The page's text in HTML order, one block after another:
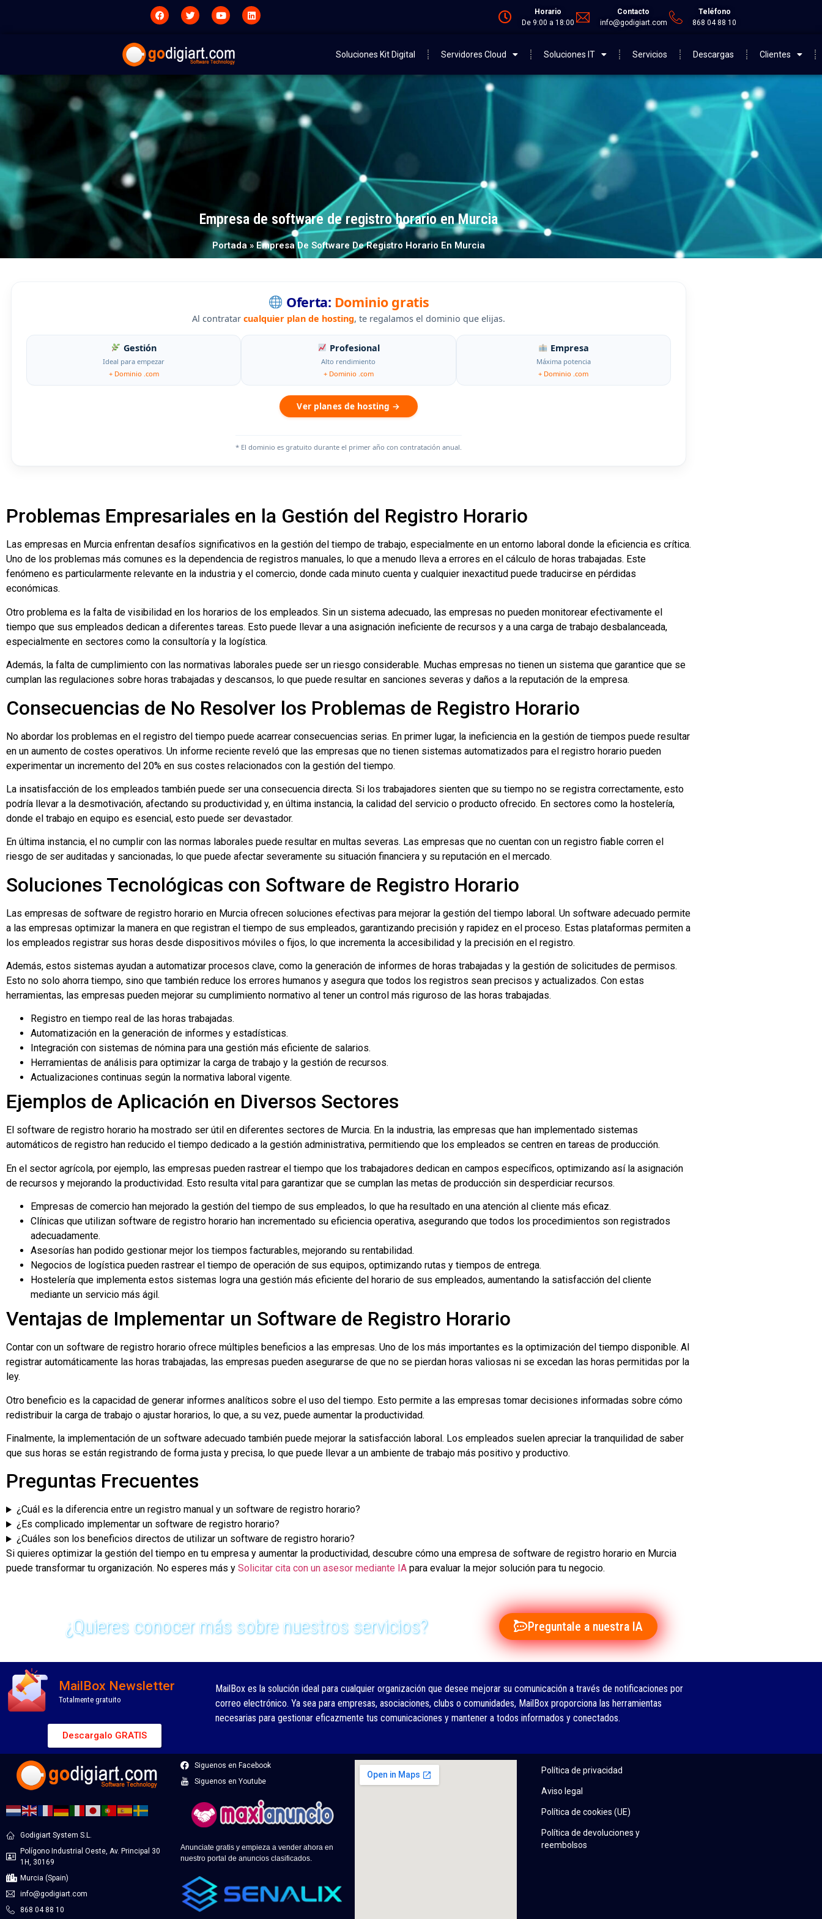
Horario
De 9:00 a 18:00
Contacto
info@godigiart.com
Teléfono
868 04 88 10
Soluciones Kit Digital Servidores Cloud Soluciones IT Servicios Descargas Clientes
Empresa de software de registro horario en Murcia
Portada» Empresa De Software De Registro Horario En Murcia
Oferta: Dominio gratis
Al contratar cualquier plan de hosting, te regalamos el dominio que elijas.
Gestión
Ideal para empezar
+ Dominio .com
Profesional
Alto rendimiento
+ Dominio .com
Empresa
Máxima potencia
+ Dominio .com
Ver planes de hosting →
* El dominio es gratuito durante el primer año con contratación anual.
Problemas Empresariales en la Gestión del Registro Horario
Las empresas en Murcia enfrentan desafíos significativos en la gestión del tiempo de trabajo, especialmente en un entorno laboral donde la eficiencia es crítica.
Uno de los problemas más comunes es la dependencia de registros manuales, lo que a menudo lleva a errores en el cálculo de horas trabajadas. Este
fenómeno es particularmente relevante en la industria y el comercio, donde cada minuto cuenta y cualquier inexactitud puede traducirse en pérdidas
económicas.
Otro problema es la falta de visibilidad en los horarios de los empleados. Sin un sistema adecuado, las empresas no pueden monitorear efectivamente el
tiempo que sus empleados dedican a diferentes tareas. Esto puede llevar a una asignación ineficiente de recursos y a una carga de trabajo desbalanceada,
especialmente en sectores como la consultoría y la logística.
Además, la falta de cumplimiento con las normativas laborales puede ser un riesgo considerable. Muchas empresas no tienen un sistema que garantice que se
cumplan las regulaciones sobre horas trabajadas y descansos, lo que puede resultar en sanciones severas y daños a la reputación de la empresa.
Consecuencias de No Resolver los Problemas de Registro Horario
No abordar los problemas en el registro del tiempo puede acarrear consecuencias serias. En primer lugar, la ineficiencia en la gestión de tiempos puede resultar
en un aumento de costes operativos. Un informe reciente reveló que las empresas que no tienen sistemas automatizados para el registro horario pueden
experimentar un incremento del 20% en sus costes relacionados con la gestión del tiempo.
La insatisfacción de los empleados también puede ser una consecuencia directa. Si los trabajadores sienten que su tiempo no se registra correctamente, esto
podría llevar a la desmotivación, afectando su productividad y, en última instancia, la calidad del servicio o producto ofrecido. En sectores como la hostelería,
donde el trabajo en equipo es esencial, esto puede ser devastador.
En última instancia, el no cumplir con las normas laborales puede resultar en multas severas. Las empresas que no cuentan con un registro fiable corren el
riesgo de ser auditadas y sancionadas, lo que puede afectar severamente su situación financiera y su reputación en el mercado.
Soluciones Tecnológicas con Software de Registro Horario
Las empresas de software de registro horario en Murcia ofrecen soluciones efectivas para mejorar la gestión del tiempo laboral. Un software adecuado permite
a las empresas optimizar la manera en que registran el tiempo de sus empleados, garantizando precisión y rapidez en el proceso. Estas plataformas permiten a
los empleados registrar sus horas desde dispositivos móviles o fijos, lo que incrementa la accesibilidad y la precisión en el registro.
Además, estos sistemas ayudan a automatizar procesos clave, como la generación de informes de horas trabajadas y la gestión de solicitudes de permisos.
Esto no solo ahorra tiempo, sino que también reduce los errores humanos y asegura que todos los registros sean precisos y actualizados. Con estas
herramientas, las empresas pueden mejorar su cumplimiento normativo al tener un control más riguroso de las horas trabajadas.
Registro en tiempo real de las horas trabajadas.
Automatización en la generación de informes y estadísticas.
Integración con sistemas de nómina para una gestión más eficiente de salarios.
Herramientas de análisis para optimizar la carga de trabajo y la gestión de recursos.
Actualizaciones continuas según la normativa laboral vigente.
Ejemplos de Aplicación en Diversos Sectores
El software de registro horario ha mostrado ser útil en diferentes sectores de Murcia. En la industria, las empresas que han implementado sistemas
automáticos de registro han reducido el tiempo dedicado a la gestión administrativa, permitiendo que los empleados se centren en tareas de producción.
En el sector agrícola, por ejemplo, las empresas pueden rastrear el tiempo que los trabajadores dedican en campos específicos, optimizando así la asignación
de recursos y mejorando la productividad. Esto resulta vital para garantizar que se cumplan las metas de producción sin desperdiciar recursos.
Empresas de comercio han mejorado la gestión del tiempo de sus empleados, lo que ha resultado en una atención al cliente más eficaz.
Clínicas que utilizan software de registro horario han incrementado su eficiencia operativa, asegurando que todos los procedimientos son registrados
adecuadamente.
Asesorías han podido gestionar mejor los tiempos facturables, mejorando su rentabilidad.
Negocios de logística pueden rastrear el tiempo de operación de sus equipos, optimizando rutas y tiempos de entrega.
Hostelería que implementa estos sistemas logra una gestión más eficiente del horario de sus empleados, aumentando la satisfacción del cliente
mediante un servicio más ágil.
Ventajas de Implementar un Software de Registro Horario
Contar con un software de registro horario ofrece múltiples beneficios a las empresas. Uno de los más importantes es la optimización del tiempo disponible. Al
registrar automáticamente las horas trabajadas, las empresas pueden asegurarse de que no se pierdan horas valiosas ni se excedan las horas permitidas por la
ley.
Otro beneficio es la capacidad de generar informes analíticos sobre el uso del tiempo. Esto permite a las empresas tomar decisiones informadas sobre cómo
redistribuir la carga de trabajo o ajustar horarios, lo que, a su vez, puede aumentar la productividad.
Finalmente, la implementación de un software adecuado también puede mejorar la satisfacción laboral. Los empleados suelen apreciar la tranquilidad de saber
que sus horas se están registrando de forma justa y precisa, lo que puede llevar a un ambiente de trabajo más positivo y productivo.
Preguntas Frecuentes
¿Cuál es la diferencia entre un registro manual y un software de registro horario?
¿Es complicado implementar un software de registro horario?
¿Cuáles son los beneficios directos de utilizar un software de registro horario?
Si quieres optimizar la gestión del tiempo en tu empresa y aumentar la productividad, descubre cómo una empresa de software de registro horario en Murcia
puede transformar tu organización. No esperes más y Solicitar cita con un asesor mediante IA para evaluar la mejor solución para tu negocio.
¿Quieres conocer más sobre nuestros servicios? Preguntale a nuestra IA
MailBox Newsletter
Totalmente gratuito
Descargalo GRATIS
MailBox es la solución ideal para cualquier organización que desee mejorar su comunicación a través de notificaciones por
correo electrónico. Ya sea para empresas, asociaciones, clubs o comunidades, MailBox proporciona las herramientas
necesarias para gestionar eficazmente tus comunicaciones y mantener a todos informados y conectados.
Godigiart System S.L.
Polígono Industrial Oeste, Av. Principal 30
1H, 30169
Murcia (Spain)
info@godigiart.com
868 04 88 10
Siguenos en Facebook
Siguenos en Youtube
Anunciate gratis y empieza a vender ahora en
nuestro portal de anuncios clasificados.
Política de privacidad
Aviso legal
Política de cookies (UE)
Política de devoluciones y
reembolsos